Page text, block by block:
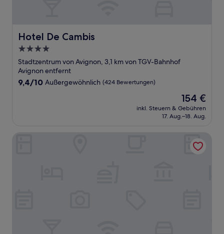
Hotel De Cambis
Hotel De Cambis
4.0-
Sterne-
Unterkunft
Stadtzentrum von Avignon, 3,1 km von TGV-Bahnhof
Avignon entfernt
9.4
9,4/10 Außergewöhnlich (424 Bewertungen)
Der
Preis
beträgt
154 €
inkl. Steuern & Gebühren
17. Aug.–18. Aug.